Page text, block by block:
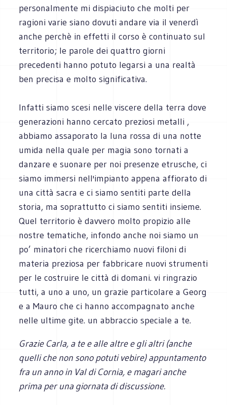
personalmente mi dispiaciuto che molti per
ragioni varie siano dovuti andare via il venerdì
anche perchè in effetti il corso è continuato sul
territorio; le parole dei quattro giorni
precedenti hanno potuto legarsi a una realtà
ben precisa e molto significativa.
Infatti siamo scesi nelle viscere della terra dove
generazioni hanno cercato preziosi metalli ,
abbiamo assaporato la luna rossa di una notte
umida nella quale per magia sono tornati a
danzare e suonare per noi presenze etrusche, ci
siamo immersi nell'impianto appena affiorato di
una città sacra e ci siamo sentiti parte della
storia, ma soprattutto ci siamo sentiti insieme.
Quel territorio è davvero molto propizio alle
nostre tematiche, infondo anche noi siamo un
po’ minatori che ricerchiamo nuovi filoni di
materia preziosa per fabbricare nuovi strumenti
per le costruire le città di domani. vi ringrazio
tutti, a uno a uno, un grazie particolare a Georg
e a Mauro che ci hanno accompagnato anche
nelle ultime gite. un abbraccio speciale a te.
Grazie Carla, a te e alle altre e gli altri (anche
quelli che non sono potuti vebire) appuntamento
fra un anno in Val di Cornia, e magari anche
prima per una giornata di discussione.